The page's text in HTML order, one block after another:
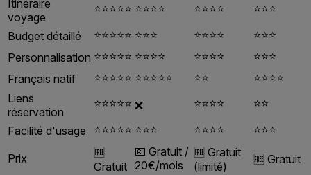
Itinéraire
voyage
⭐⭐⭐⭐⭐ ⭐⭐⭐⭐ ⭐⭐⭐⭐
⭐⭐⭐
Budget détaillé
⭐⭐⭐⭐⭐ ⭐⭐⭐ ⭐⭐⭐⭐
⭐⭐⭐
Personnalisation ⭐⭐⭐⭐⭐ ⭐⭐⭐⭐ ⭐⭐⭐⭐
⭐⭐⭐
Français natif
⭐⭐⭐⭐⭐ ⭐⭐⭐⭐⭐ ⭐⭐
⭐⭐⭐⭐
Liens
réservation
⭐⭐⭐⭐⭐ ❌ ⭐⭐⭐⭐
⭐⭐
Facilité d'usage
⭐⭐⭐⭐⭐ ⭐⭐⭐ ⭐⭐⭐⭐ ⭐⭐⭐
Prix
🆓
Gratuit
💶 Gratuit /
20€/mois
🆓 Gratuit
(limité)
🆓 Gratuit